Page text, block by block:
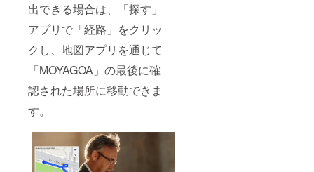
出できる場合は、「探す」
アプリで「経路」をクリッ
クし、地図アプリを通じて
「MOYAGOA」の最後に確
認された場所に移動できま
す。